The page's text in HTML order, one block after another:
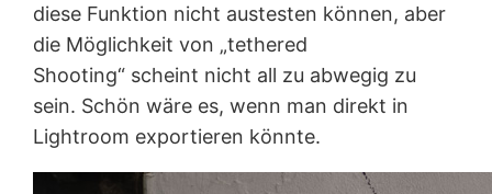
diese Funktion nicht austesten können, aber
die Möglichkeit von „tethered
Shooting“ scheint nicht all zu abwegig zu
sein. Schön wäre es, wenn man direkt in
Lightroom exportieren könnte.